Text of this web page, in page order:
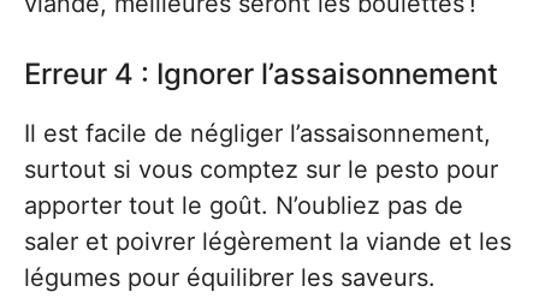
Erreur 4 : Ignorer l’assaisonnement
Il est facile de négliger l’assaisonnement,
surtout si vous comptez sur le pesto pour
apporter tout le goût. N’oubliez pas de
saler et poivrer légèrement la viande et les
légumes pour équilibrer les saveurs.